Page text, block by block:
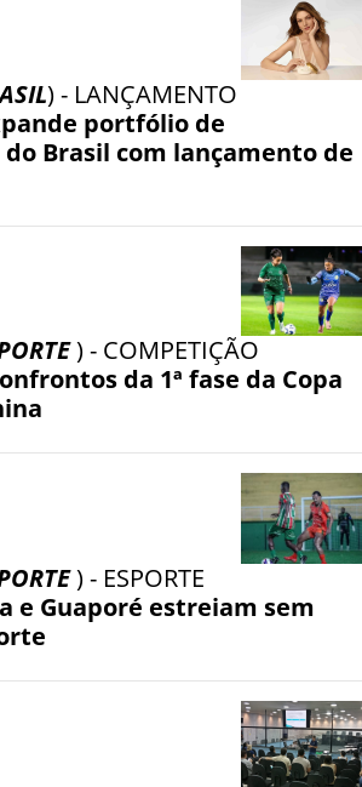
) - LANÇAMENTO
portfólio de
do Brasil com lançamento de
) - COMPETIÇÃO
da 1ª fase da Copa
) - ESPORTE
e Guaporé estreiam sem